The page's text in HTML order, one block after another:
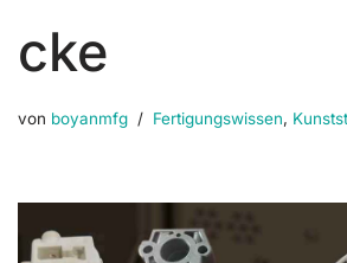
cke
von boyanmfg Fertigungswissen,